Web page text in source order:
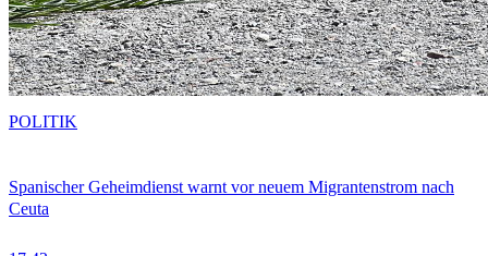
Spanischer Geheimdienst warnt vor neuem Migrantenstrom nach
Ceuta
POLITIK